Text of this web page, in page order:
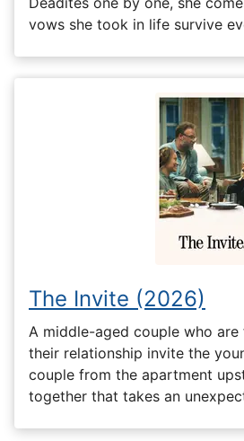
vows she took in life survive
The Invite (2026)
A middle-aged couple who
their relationship invite the
couple from the apartment
together that takes an